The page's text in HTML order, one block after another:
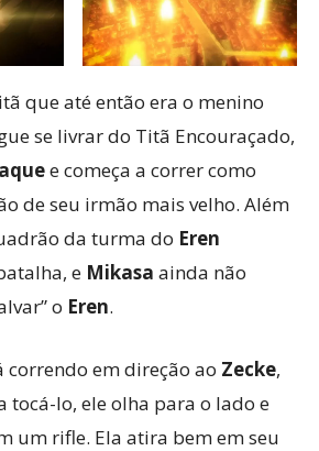
que até então era o menino
se livrar do Titã Encouraçado,
e começa a correr como
de seu irmão mais velho. Além
da turma do Eren
e Mikasa ainda não
o Eren.
correndo em direção ao Zecke,
tocá-lo, ele olha para o lado e
um rifle. Ela atira bem em seu